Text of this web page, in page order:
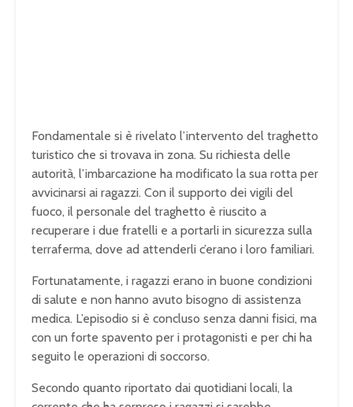
Fondamentale si è rivelato l’intervento del traghetto
turistico che si trovava in zona. Su richiesta delle
autorità, l’imbarcazione ha modificato la sua rotta per
avvicinarsi ai ragazzi. Con il supporto dei vigili del
fuoco, il personale del traghetto è riuscito a
recuperare i due fratelli e a portarli in sicurezza sulla
terraferma, dove ad attenderli c’erano i loro familiari.
Fortunatamente, i ragazzi erano in buone condizioni
di salute e non hanno avuto bisogno di assistenza
medica. L’episodio si è concluso senza danni fisici, ma
con un forte spavento per i protagonisti e per chi ha
seguito le operazioni di soccorso.
Secondo quanto riportato dai quotidiani locali, la